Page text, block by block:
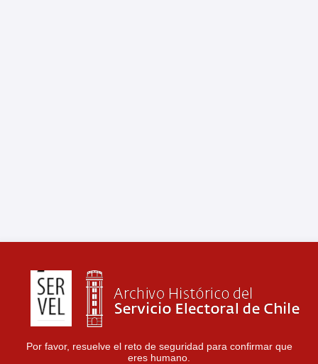
Por favor, resuelve el reto de seguridad para confirmar que
eres humano.